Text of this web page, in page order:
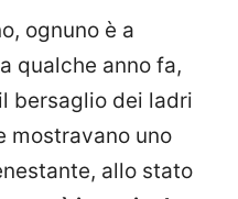
ognuno è a
qualche anno fa,
bersaglio dei ladri
mostravano uno
allo stato